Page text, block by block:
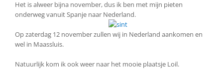
Het is alweer bijna november, dus ik ben met mijn pieten
onderweg vanuit Spanje naar Nederland.
Op zaterdag 12 november zullen wij in Nederland aankomen en
wel in Maassluis.
Natuurlijk kom ik ook weer naar het mooie plaatsje Loil.